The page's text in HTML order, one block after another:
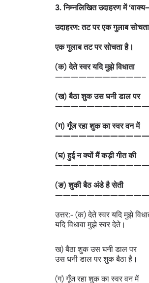
3. निम्नलिखित उदाहरण में
उदाहरण: तट पर एक गुलाब सोचता
एक गुलाब तट पर सोचता है।
(क) देते स्वर यदि मुझे विधाता
———————————–
(ख) बैठा शुक उस घनी डाल पर
————————————
(ग) गूँज रहा शुक का स्वर वन में
(घ) हुई न क्यों मैं कड़ी गीत की
(ङ) शुकी बैठ अंडे है सेती
————————————
उत्तर:- (क) देते स्वर यदि मुझे
यदि विधावा मुझे स्वर देते।
ख) बैठा शुक उस घनी डाल पर
उस धनी डाल पर शुक बैठा है।
(ग) गूँज रहा शुक का स्वर वन में